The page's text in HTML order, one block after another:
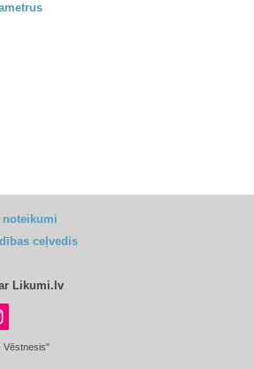
noteikumi
ceļvedis
Likumi.lv
Vēstnesis"